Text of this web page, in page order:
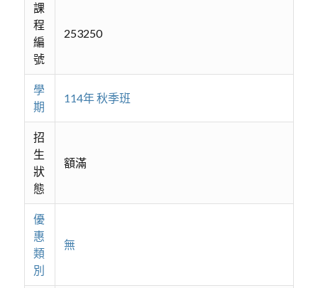
課
程
編
號
253250
學
期
114年 秋季班
招
生
狀
態
額滿
優
惠
類
別
無